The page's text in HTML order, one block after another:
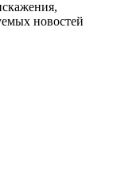
новостей